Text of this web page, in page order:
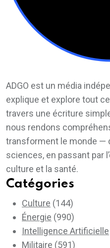
ADGO est un média
explique et explore tout
travers une écriture
nous rendons
transforment le monde —
sciences, en passant par
culture et la santé.
Catégories
Culture (144)
Énergie (990)
Intelligence Artificielle
Militaire (591)